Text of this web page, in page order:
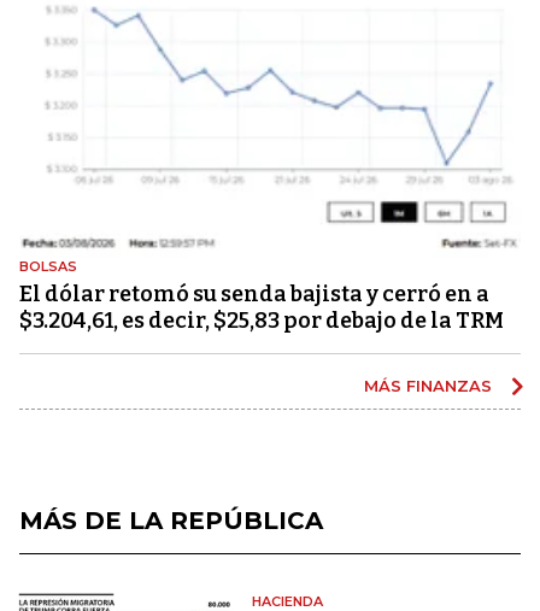
BOLSAS
El dólar retomó su senda bajista y cerró en a
$3.204,61, es decir, $25,83 por debajo de la TRM
MÁS FINANZAS
MÁS DE LA REPÚBLICA
HACIENDA